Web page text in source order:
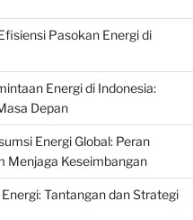
Pasokan Energi di
Energi di Indonesia:
Depan
Energi Global: Peran
Menjaga Keseimbangan
Tantangan dan Strategi